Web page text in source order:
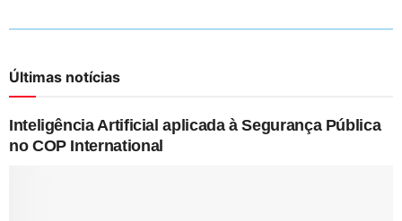
Últimas notícias
Inteligência Artificial aplicada à Segurança Pública
no COP International